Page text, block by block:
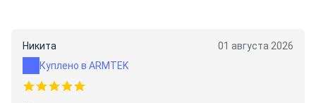
Никита
01 августа 2026
Куплено в ARMTEK